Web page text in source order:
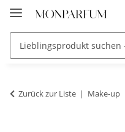
Zurück zur Liste Make-up